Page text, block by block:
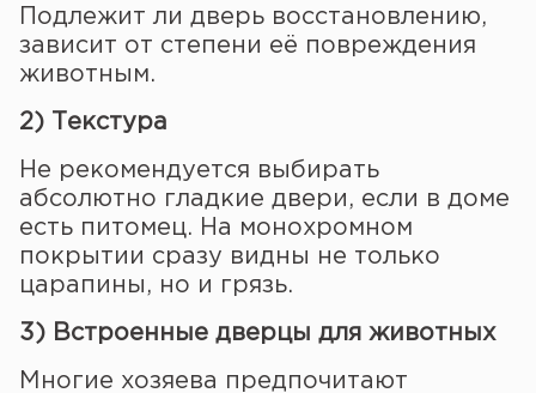
Подлежит ли дверь восстановлению,
зависит от степени её повреждения
животным.
2) Текстура
Не рекомендуется выбирать
абсолютно гладкие двери, если в доме
есть питомец. На монохромном
покрытии сразу видны не только
царапины, но и грязь.
3) Встроенные дверцы для животных
Многие хозяева предпочитают